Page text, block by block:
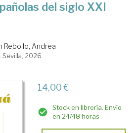
del siglo XXI
Rebollo, Andrea
Sevilla, 2026
14,00 €
Stock en librería. Envío
en 24/48 horas